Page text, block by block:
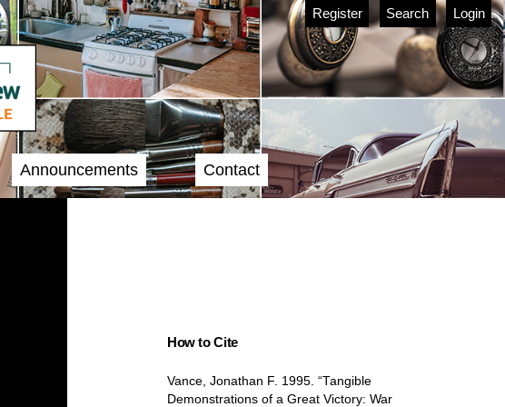
Register Search Login
Announcements Contact
How to Cite
Vance, Jonathan F. 1995. “Tangible
Demonstrations of a Great Victory: War